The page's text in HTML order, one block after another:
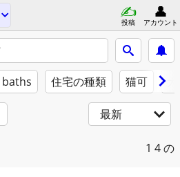
投稿 アカウント
baths 住宅の種類 猫可
最新
1 4 の